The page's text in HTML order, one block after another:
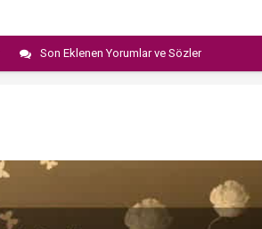
Son Eklenen Yorumlar ve Sözler